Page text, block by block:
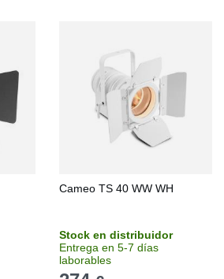
Cameo TS 40 WW WH
Stock en distribuidor
Entrega en 5-7 días
laborables